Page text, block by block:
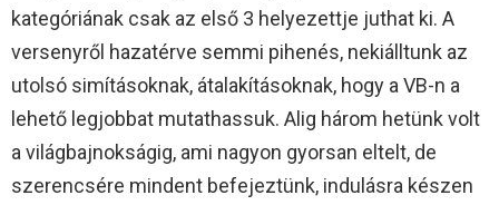
kategóriának csak az első 3 helyezettje juthat ki. A
versenyről hazatérve semmi pihenés, nekiálltunk az
utolsó simításoknak, átalakításoknak, hogy a VB-n a
lehető legjobbat mutathassuk. Alig három hetünk volt
a világbajnokságig, ami nagyon gyorsan eltelt, de
szerencsére mindent befejeztünk, indulásra készen